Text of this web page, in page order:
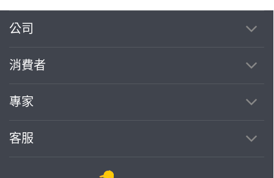
公司
消費者
專家
客服